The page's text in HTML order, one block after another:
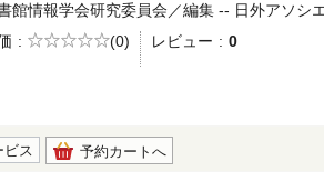
館情報学会研究委員会／編集 -- 日外アソシ
5段階評価
(0) レビュー 0
ビス 予約カートへ